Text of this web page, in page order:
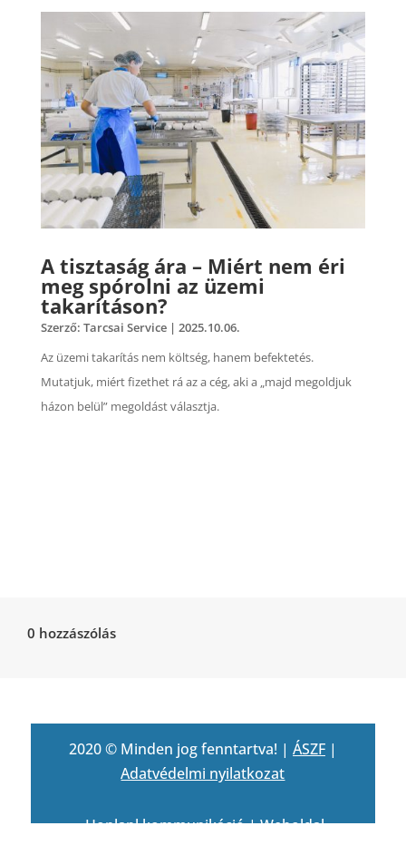
A tisztaság ára – Miért nem éri
meg spórolni az üzemi
takarításon?
Szerző: Tarcsai Service| 2025.10.06.
Az üzemi takarítás nem költség, hanem befektetés.
Mutatjuk, miért fizethet rá az a cég, aki a „majd megoldjuk
házon belül” megoldást választja.
0 hozzászólás
2020 © Minden jog fenntartva! | ÁSZF|
Adatvédelmi nyilatkozat
Honlapl kommunikáció|Weboldal